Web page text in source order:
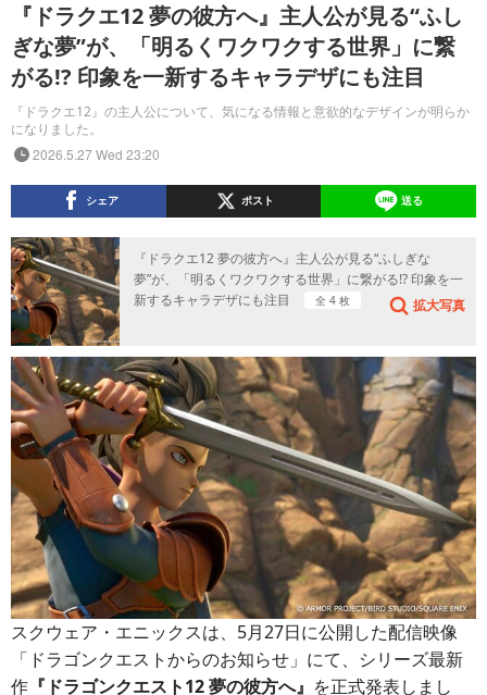
『ドラクエ12 夢の彼方へ』主人公が見る“ふし
ぎな夢”が、「明るくワクワクする世界」に繋
がる!? 印象を一新するキャラデザにも注目
『ドラクエ12』の主人公について、気になる情報と意欲的なデザインが明らか
になりました。
2026.5.27 Wed 23:20
シェア ポスト 送る
『ドラクエ12 夢の彼方へ』主人公が見る“ふしぎな
夢”が、「明るくワクワクする世界」に繋がる!? 印象を一
新するキャラデザにも注目
全 4 枚 拡大写真
スクウェア・エニックスは、5月27日に公開した配信映像
「ドラゴンクエストからのお知らせ」にて、シリーズ最新
作 『ドラゴンクエスト12 夢の彼方へ』 を正式発表しまし